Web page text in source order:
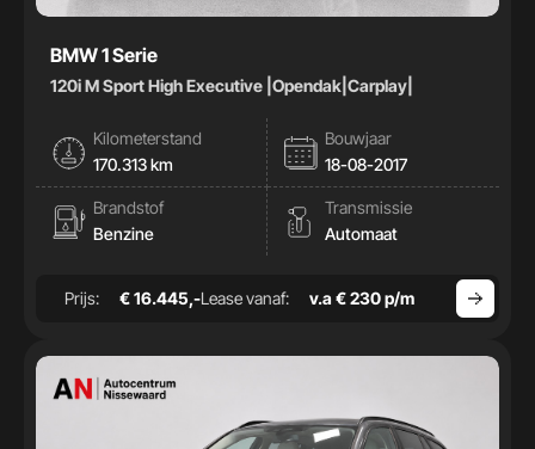
BMW 1 Serie
120i M Sport High Executive |Opendak|Carplay|
Kilometerstand
170.313 km
Bouwjaar
18-08-2017
Brandstof
Benzine
Transmissie
Automaat
Prijs: € 16.445,-Lease vanaf: v.a € 230 p/m